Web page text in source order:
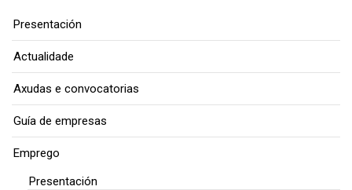
Presentación
Actualidade
Axudas e convocatorias
Guía de empresas
Emprego
Presentación